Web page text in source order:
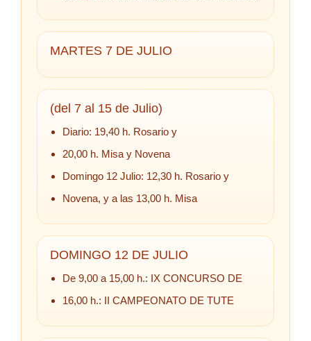
MARTES 7 DE JULIO
(del 7 al 15 de Julio)
Diario: 19,40 h. Rosario y
20,00 h. Misa y Novena
Domingo 12 Julio: 12,30 h. Rosario y
Novena, y a las 13,00 h. Misa
DOMINGO 12 DE JULIO
De 9,00 a 15,00 h.: IX CONCURSO DE
16,00 h.: II CAMPEONATO DE TUTE